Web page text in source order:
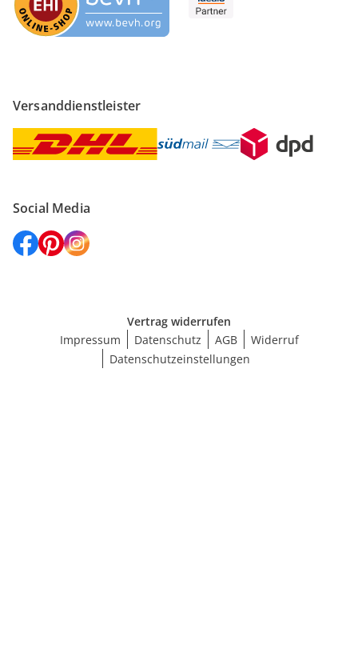
Versanddienstleister
Social Media
Vertrag widerrufen
Impressum
Datenschutz AGB
Widerruf
Datenschutzeinstellungen